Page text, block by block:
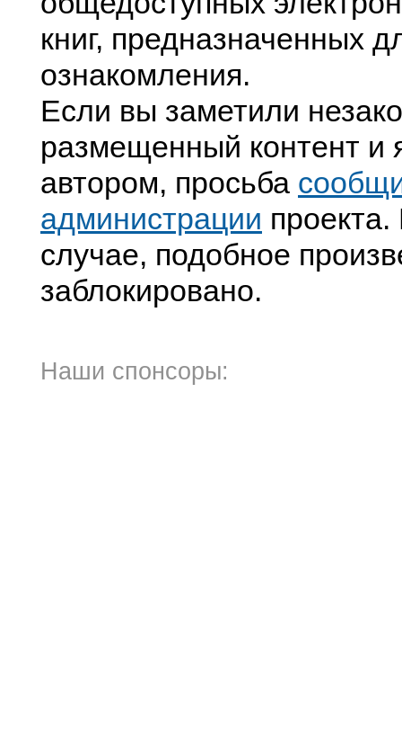
книг, предназначенных
ознакомления.
Если вы заметили
размещенный контент и
автором, просьба
администрации
случае, подобное
заблокировано.
Наши спонсоры: